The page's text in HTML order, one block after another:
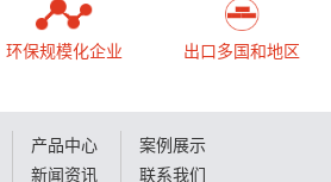
环保规模化企业 出口多国和地区
产品中心
新闻资讯
案例展示
联系我们